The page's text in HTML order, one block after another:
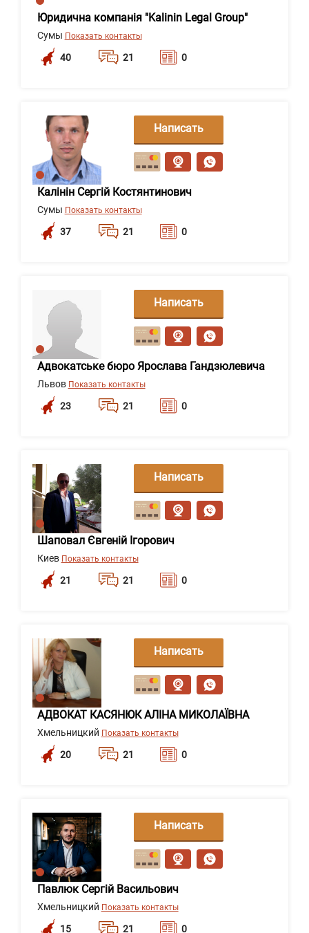
Юридична компанія "Kalinin Legal Group"
Сумы Показать контакты
40 21 0
Калінін Сергій Костянтинович
Сумы Показать контакты
37 21 0
Написать
сообщение
Адвокатське бюро Ярослава Гандзюлевича
Львов Показать контакты
23 21 0
Написать
сообщение
Шаповал Євгеній Ігорович
Киев Показать контакты
21 21 0
Написать
сообщение
АДВОКАТ КАСЯНЮК АЛІНА МИКОЛАЇВНА
Хмельницкий Показать контакты
20 21 0
Написать
сообщение
Павлюк Сергій Васильович
Хмельницкий Показать контакты
15 21 0
Написать
сообщение